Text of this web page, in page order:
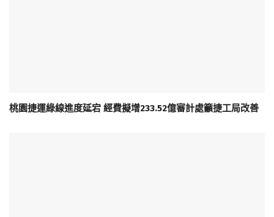
桃園捷運綠線進度延宕 經費擬增233.52億審計處籲捷工局改善